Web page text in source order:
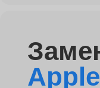
Apple